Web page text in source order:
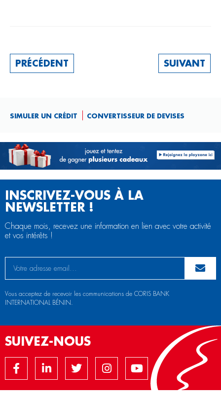
PRÉCÉDENT SUIVANT
SIMULER UN CRÉDIT CONVERTISSEUR DE DEVISES
INSCRIVEZ-VOUS À LA
NEWSLETTER !
Chaque mois, recevez une information en lien avec votre activité
et vos intérêts !
Vous acceptez de recevoir les communications de CORIS BANK
INTERNATIONAL BÉNIN.
SUIVEZ-NOUS